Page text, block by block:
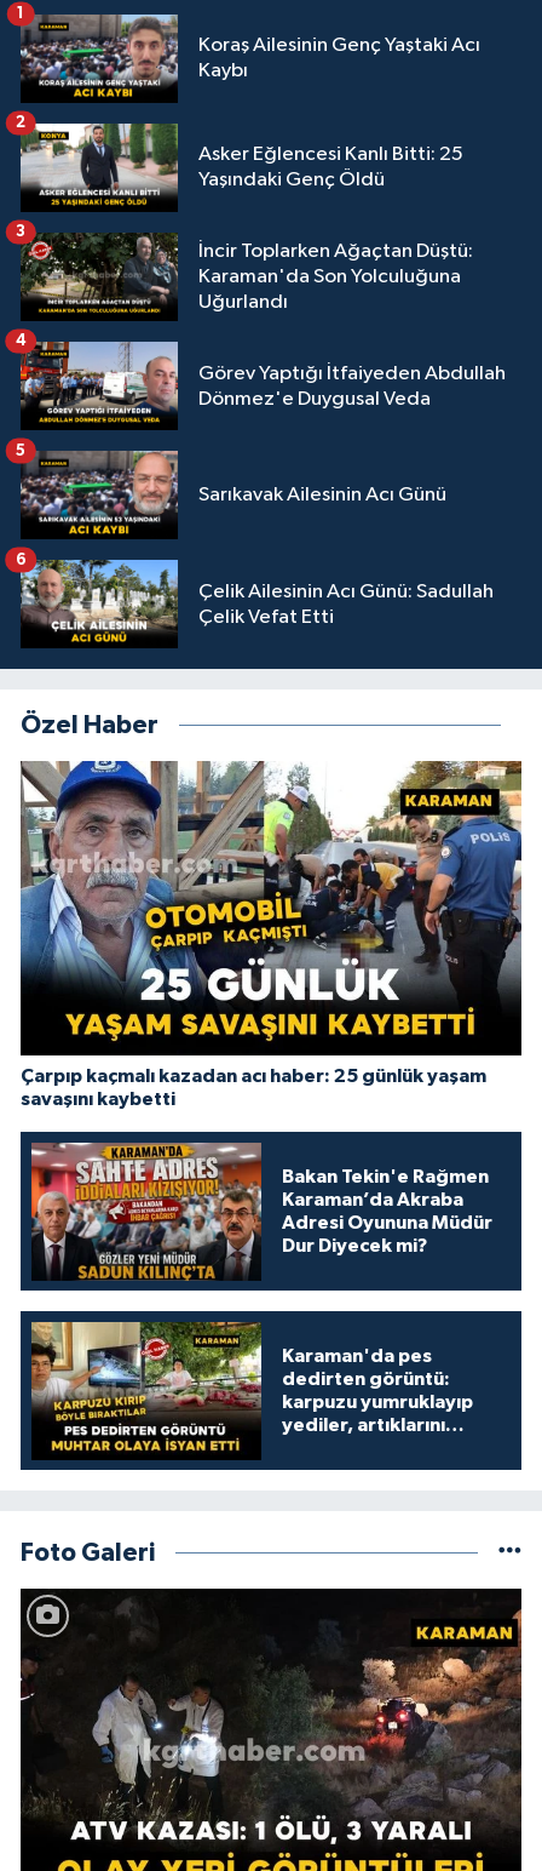
Koraş Ailesinin Genç Yaştaki Acı
Kaybı
1
Asker Eğlencesi Kanlı Bitti: 25
Yaşındaki Genç Öldü
2
İncir Toplarken Ağaçtan Düştü:
Karaman'da Son Yolculuğuna
Uğurlandı
3
Görev Yaptığı İtfaiyeden Abdullah
Dönmez'e Duygusal Veda
4
Sarıkavak Ailesinin Acı Günü
5
Çelik Ailesinin Acı Günü: Sadullah
Çelik Vefat Etti
6
Özel Haber
Çarpıp kaçmalı kazadan acı haber: 25 günlük yaşam
savaşını kaybetti
Bakan Tekin'e Rağmen
Karaman’da Akraba
Adresi Oyununa Müdür
Dur Diyecek mi?
Karaman'da pes
dedirten görüntü:
karpuzu yumruklayıp
yediler, artıklarını
Foto Galeri